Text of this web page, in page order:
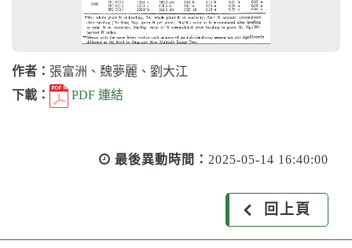
作者： 張富洲、魏夢麗、劉大江
下載：
PDF 連結
最後異動時間： 2025-05-14 16:40:00
回上頁